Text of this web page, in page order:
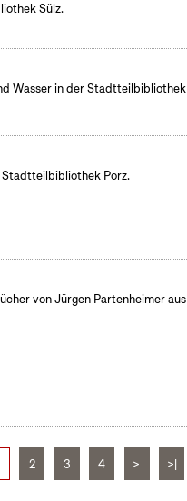
Sülz.
Wasser in der Stadtteilbibliothek
Stadtteilbibliothek Porz.
von Jürgen Partenheimer aus
2 3 4 > >|